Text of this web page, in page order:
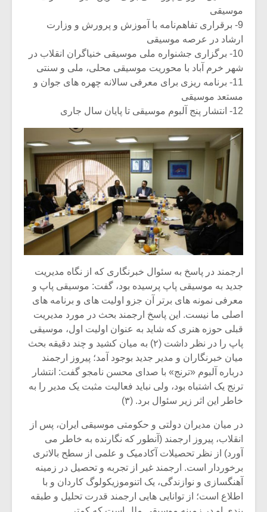
موسیقی
9- برقراری تفاهم‌نامه با آموزش و پرورش و وزارت
ارشاد در عرصه موسیقی
10- برگزاری جشنواره ملی موسیقی خنیاگران انقلاب در
شهر خرم آباد با محوریت موسیقی محلی، ملی و سنتی
11- برنامه ریزی برای معرفی سالانه چهره های جوان و
مستعد موسیقی
12- انتشار پنج آلبوم موسیقی تا پایان سال جاری
ارجمند در پاسخ به سئوال خبرنگاری که از نگاه مدیریت
جدید به موسیقی پاپ پرسیده بود، گفت: موسیقی پاپ و
معرفی نمونه های برتر آن جزو اولیت های و برنامه های
اصلی ما نیست. این پاسخ ارجمند بحث در مورد مدیریت
قبلی حوزه هنری که شاید به عنوان اولیت اول، موسیقی
پاپ را در نظر داشت (۲) به میان کشید و چند دقیقه بحث
میان خبرنگاران و مدیر جدید بوجود آمد؛ پیروز ارجمند
درباره آلبوم «ترنج» با صدای محسن نامجو گفت: انتشار
ترنج یک اشتباه بود، ولی نباید فعالیت مثبت یک مدیر را به
خاطر این اثر زیر سئوال برد. (۳)
در میان مدیران دولتی و حکومتی موسیقی ایران، پس از
انقلاب، پیروز ارجمند (آنطور که نگارنده به خاطر می
آورد) از نظر تحصیلات آکادمیک و علمی از سطح بالاتری
برخوردار است. ارجمند غیر از تجربه و تحصیل در زمینه
آهنگسازی و نوازندگی، یک اتنوموزیکولوگ کاردان و با
اطلاع است؛ از توانایی هایی ارجمند قدرت تحلیل و طبقه